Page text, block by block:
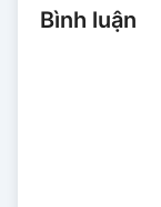
Bình luận